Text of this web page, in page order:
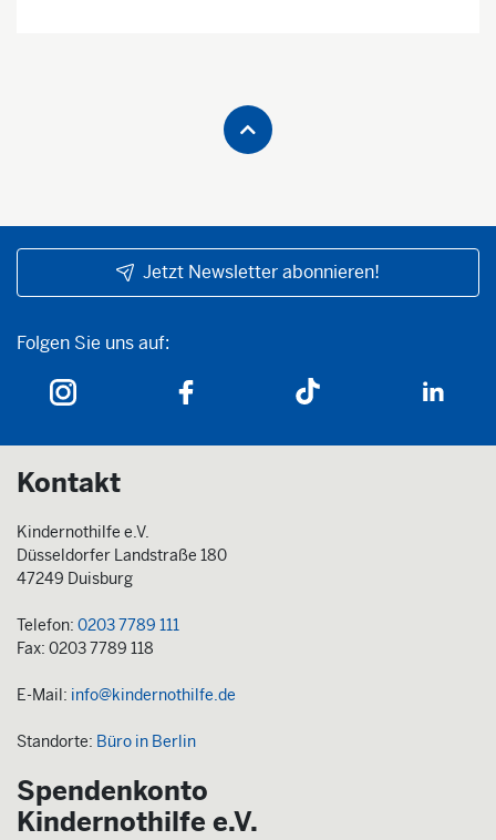
Jetzt Newsletter abonnieren!
Folgen Sie uns auf:
Folgen Sie uns auf:
Kontakt
Kindernothilfe e.V.
Düsseldorfer Landstraße 180
47249 Duisburg
Telefon: 0203 7789 111
Fax: 0203 7789 118
E-Mail: info@kindernothilfe.de
Standorte: Büro in Berlin
Spendenkonto
Kindernothilfe e.V.